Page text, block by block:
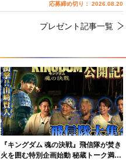
『キングダム 魂の決戦』飛信隊が焚き
火を囲む特別企画始動 秘蔵トーク満載
応募締め切り： 2026.08.20
プレゼント記事一覧